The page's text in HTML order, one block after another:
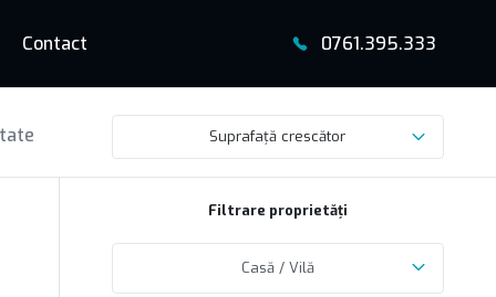
Contact 0761.395.333
Suprafață crescător
Filtrare proprietăți
Casă / Vilă